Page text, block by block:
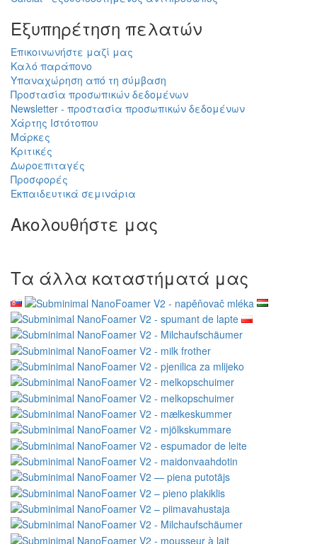
Εξυπηρέτηση πελατών
Επικοινωνήστε μαζί μας
Καλό παράπονο
Υπαναχώρηση από τη σύμβαση
Προστασία προσωπικών δεδομένων
Newsletter - προστασία προσωπικών δεδομένων
Χάρτης Ιστότοπου
Μάρκες
Κριτικές
Δωροεπιταγές
Προσφορές
Εκπαιδευτικά σεμινάρια
Ακολουθήστε μας
Τα άλλα καταστήματά μας